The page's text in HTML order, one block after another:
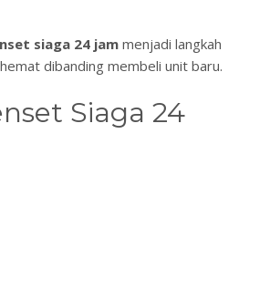
siaga 24 jammenjadi langkah
dibanding membeli unit baru.
Siaga 24